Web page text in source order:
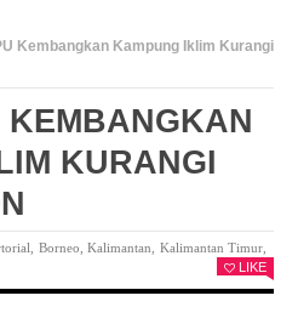
Kembangkan Kampung Iklim Kurangi
KURANGI
, Borneo,Kalimantan,Kalimantan Timur,
LIKE